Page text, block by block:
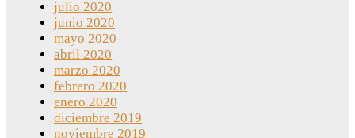
julio 2020
junio 2020
mayo 2020
abril 2020
marzo 2020
febrero 2020
enero 2020
diciembre 2019
noviembre 2019